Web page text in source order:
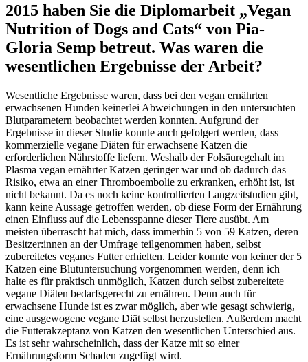
2015 haben Sie die Diplomarbeit „Vegan
Nutrition of Dogs and Cats“ von Pia-
Gloria Semp betreut. Was waren die
wesentlichen Ergebnisse der Arbeit?
Wesentliche Ergebnisse waren, dass bei den vegan ernährten
erwachsenen Hunden keinerlei Abweichungen in den untersuchten
Blutparametern beobachtet werden konnten. Aufgrund der
Ergebnisse in dieser Studie konnte auch gefolgert werden, dass
kommerzielle vegane Diäten für erwachsene Katzen die
erforderlichen Nährstoffe liefern. Weshalb der Folsäuregehalt im
Plasma vegan ernährter Katzen geringer war und ob dadurch das
Risiko, etwa an einer Thromboembolie zu erkranken, erhöht ist, ist
nicht bekannt. Da es noch keine kontrollierten Langzeitstudien gibt,
kann keine Aussage getroffen werden, ob diese Form der Ernährung
einen Einfluss auf die Lebensspanne dieser Tiere ausübt. Am
meisten überrascht hat mich, dass immerhin 5 von 59 Katzen, deren
Besitzer:innen an der Umfrage teilgenommen haben, selbst
zubereitetes veganes Futter erhielten. Leider konnte von keiner der 5
Katzen eine Blutuntersuchung vorgenommen werden, denn ich
halte es für praktisch unmöglich, Katzen durch selbst zubereitete
vegane Diäten bedarfsgerecht zu ernähren. Denn auch für
erwachsene Hunde ist es zwar möglich, aber wie gesagt schwierig,
eine ausgewogene vegane Diät selbst herzustellen. Außerdem macht
die Futterakzeptanz von Katzen den wesentlichen Unterschied aus.
Es ist sehr wahrscheinlich, dass der Katze mit so einer
Ernährungsform Schaden zugefügt wird.